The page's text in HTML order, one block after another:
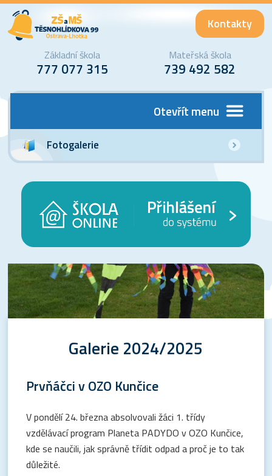
Kontakty
Základní škola
777 077 315
Mateřská škola
739 492 582
Otevřít menu
Fotogalerie
Galerie 2024/2025
Prvňáčci v OZO Kunčice
V pondělí 24. března absolvovali žáci 1. třídy
vzdělávací program Planeta PADYDO v OZO Kunčice,
kde se naučili, jak správně třídit odpad a proč je to tak
důležité.